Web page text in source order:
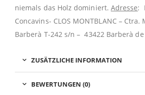
niemals das Holz dominiert. Adresse:
Concavins- CLOS MONTBLANC –
Barberà T-242 s/n – 43422 Barberà de
ZUSÄTZLICHE INFORMATION
BEWERTUNGEN (0)